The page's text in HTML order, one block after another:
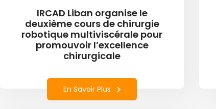
IRCAD Liban organise le
deuxième cours de chirurgie
robotique multiviscérale pour
promouvoir l’excellence
chirurgicale
En Savoir Plus